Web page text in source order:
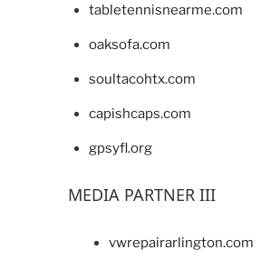
tabletennisnearme.com
oaksofa.com
soultacohtx.com
capishcaps.com
gpsyfl.org
MEDIA PARTNER III
vwrepairarlington.com